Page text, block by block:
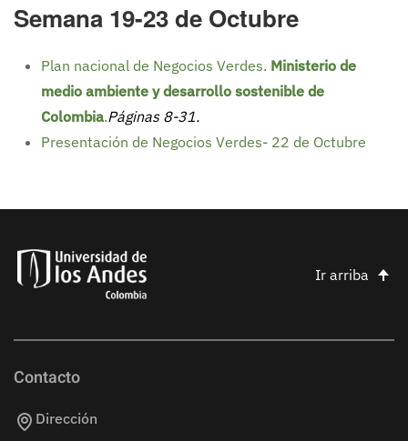
Semana 19-23 de Octubre
Plan nacional de Negocios Verdes. Ministerio de
medio ambiente y desarrollo sostenible de
Colombia.Páginas 8-31.
Presentación de Negocios Verdes- 22 de Octubre
Ir arriba
Contacto
Dirección